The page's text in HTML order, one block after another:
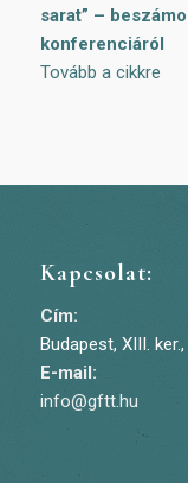
sarat” –
konferenciáról
Tovább a cikkre
Kapcsolat:
Cím:
Budapest, XIII.
E-mail:
info@gftt.hu